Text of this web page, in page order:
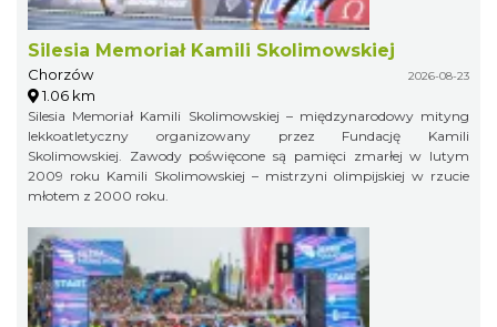
Silesia Memoriał Kamili Skolimowskiej
Chorzów 2026-08-23
1.06 km
Silesia Memoriał Kamili Skolimowskiej – międzynarodowy mityng
lekkoatletyczny organizowany przez Fundację Kamili
Skolimowskiej. Zawody poświęcone są pamięci zmarłej w lutym
2009 roku Kamili Skolimowskiej – mistrzyni olimpijskiej w rzucie
młotem z 2000 roku.